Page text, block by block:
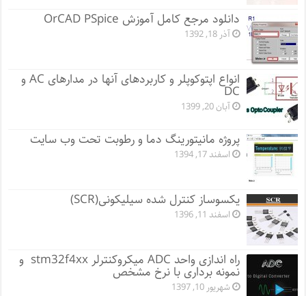
دانلود مرجع کامل آموزش OrCAD PSpice
آذر 18, 1392
انواع اپتوکوپلر و کاربردهای آنها در مدارهای AC و
DC
آبان 20, 1399
پروژه مانيتورينگ دما و رطوبت تحت وب سایت
اسفند 17, 1394
یکسوساز کنترل شده سیلیکونی(SCR)
اسفند 11, 1396
راه اندازی واحد ADC میکروکنترلر stm32f4xx و
نمونه برداری با نرخ مشخص
شهریور 10, 1397